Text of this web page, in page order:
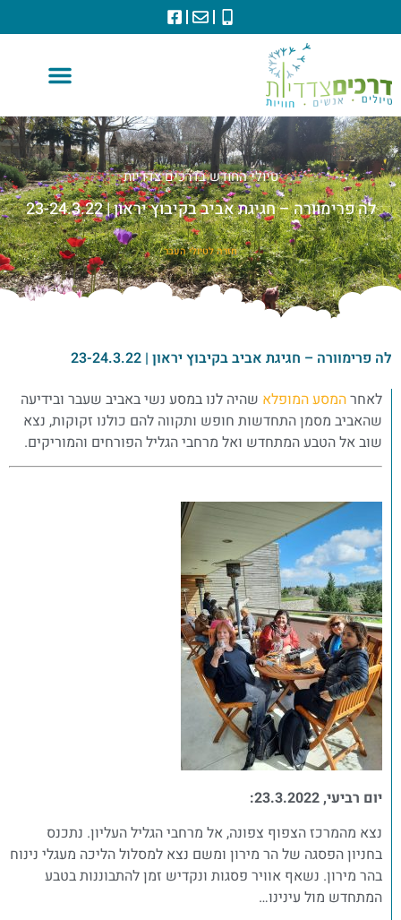
טיולי החודש בדרכים צדדיות
לה פרימוורה – חגיגת אביב בקיבוץ יראון | 23-24.3.22
חזרה לטיולי העבר
לה פרימוורה – חגיגת אביב בקיבוץ יראון | 23-24.3.22
לאחרהמסע המופלא שהיה לנו במסע נשי באביב שעבר ובידיעה
שהאביב מסמן התחדשות חופש ותקווה להם כולנו זקוקות, נצא
שוב אל הטבע המתחדש ואל מרחבי הגליל הפורחים והמוריקים.
יום רביעי, 23.3.2022:
נצא מהמרכז הצפוף צפונה, אל מרחבי הגליל העליון. נתכנס
בחניון הפסגה של הר מירון ומשם נצא למסלול הליכה מעגלי נינוח
בהר מירון. נשאף אוויר פסגות ונקדיש זמן להתבוננות בטבע
המתחדש מול עינינו…